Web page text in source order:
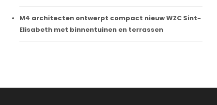
M4 architecten ontwerpt compact nieuw WZC Sint-
Elisabeth met binnentuinen en terrassen